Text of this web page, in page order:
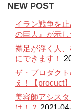
NEW POST
イラン戦争を
の巨人』が示し
襟足が浮く人
にできます！
ザ・プロダク
え！【product】
美容師アシス
は！？ 2021-